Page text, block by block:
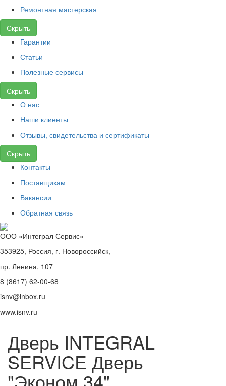
Ремонтная мастерская
Скрыть
Гарантии
Статьи
Полезные сервисы
Скрыть
О нас
Наши клиенты
Отзывы, свидетельства и сертификаты
Скрыть
Контакты
Поставщикам
Вакансии
Обратная связь
ООО «Интеграл Сервис»
353925, Россия, г. Новороссийск,
пр. Ленина, 107
8 (8617) 62-00-68
isnv@inbox.ru
www.isnv.ru
Дверь INTEGRAL
SERVICE Дверь